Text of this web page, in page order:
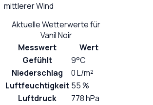
mittlerer Wind
Aktuelle Wetterwerte für
Vanil Noir
Messwert
Wert
Gefühlt
9°C
Niederschlag
0 L/m²
Luftfeuchtigkeit 55 %
Luftdruck
778 hPa